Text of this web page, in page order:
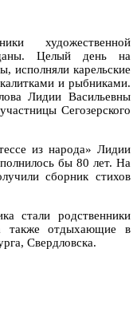
художественной
Целый день на
исполняли карельские
и рыбниками.
Лидии Васильевны
Сегозерского
из народа» Лидии
бы 80 лет. На
сборник стихов
стали родственники
также отдыхающие в
Свердловска.